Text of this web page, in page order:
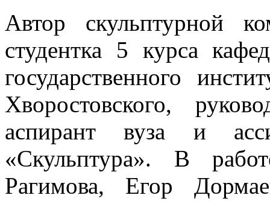
Автор скульптурной
студентка 5 курса
государственного
Хворостовского,
аспирант вуза и
«Скульптура». В
Рагимова, Егор